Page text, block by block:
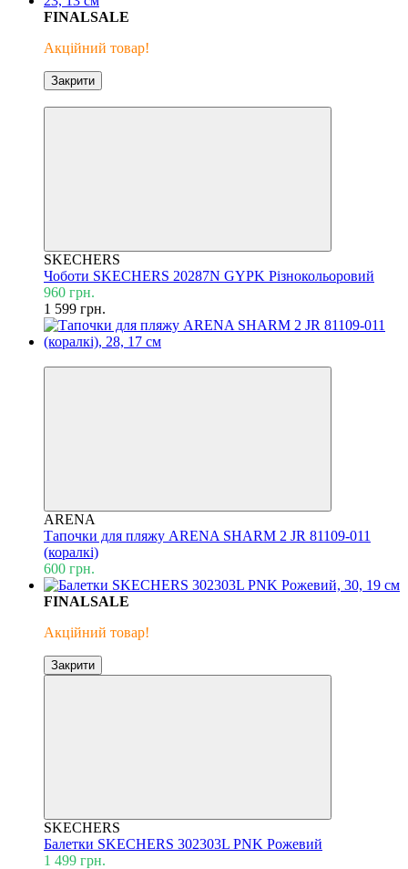
FINALSALE
Акційний товар!
Закрити
SKECHERS
Чоботи SKECHERS 20287N GYPK Різнокольоровий
960 грн.
1 599 грн.
ARENA
Тапочки для пляжу ARENA SHARM 2 JR 81109-011
(коралкі)
600 грн.
FINALSALE
Акційний товар!
Закрити
SKECHERS
Балетки SKECHERS 302303L PNK Рожевий
1 499 грн.